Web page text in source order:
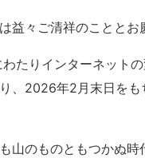
益々ご清祥のこととお
たりインターネット
、2026年2月末日を
山のものともつかぬ